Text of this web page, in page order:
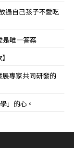
過自己孩子不愛吃
是唯一答案
專家共同研發的
」的心。